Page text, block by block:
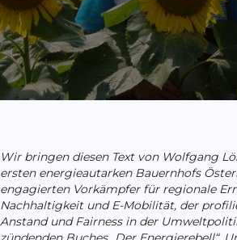
Wir bringen diesen Text von Wolfgang
ersten energieautarken Bauernhofs
engagierten Vorkämpfer für regionale
Nachhaltigkeit und E-Mobilität, der
Anstand und Fairness in der